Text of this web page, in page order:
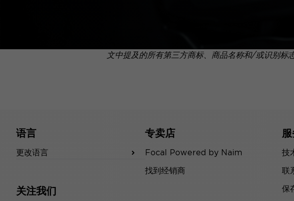
文中提及的所有第三方商标、商品名称和/或识别标
语言
更改语言
关注我们
专卖店
Focal Powered by Naim
找到经销商
技
联
保